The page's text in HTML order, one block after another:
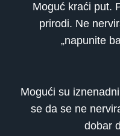
Moguć kraći put.
prirodi. Ne
„napunite
Mogući su
se da se ne
dobar